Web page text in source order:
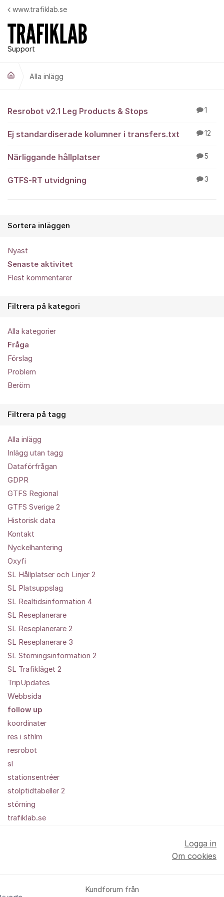
Hoppa till innehåll
Support
www.trafiklab.se
Alla inlägg
Alla inlägg
Resrobot v2.1 Leg Products & Stops 1
Ej standardiserade kolumner i transfers.txt 12
Närliggande hållplatser 5
GTFS-RT utvidgning 3
Sortera inläggen
Nyast
Senaste aktivitet
Flest kommentarer
Filtrera på kategori
Alla kategorier
Fråga
Förslag
Problem
Beröm
Filtrera på tagg
Alla inlägg
Inlägg utan tagg
Dataförfrågan
GDPR
GTFS Regional
GTFS Sverige 2
Historisk data
Kontakt
Nyckelhantering
Oxyfi
SL Hållplatser och Linjer 2
SL Platsuppslag
SL Realtidsinformation 4
SL Reseplanerare
SL Reseplanerare 2
SL Reseplanerare 3
SL Störningsinformation 2
SL Trafikläget 2
TripUpdates
Webbsida
follow up
koordinater
res i sthlm
resrobot
sl
stationsentréer
stolptidtabeller 2
störning
trafiklab.se
Kundforum från
Logga in
Om cookies